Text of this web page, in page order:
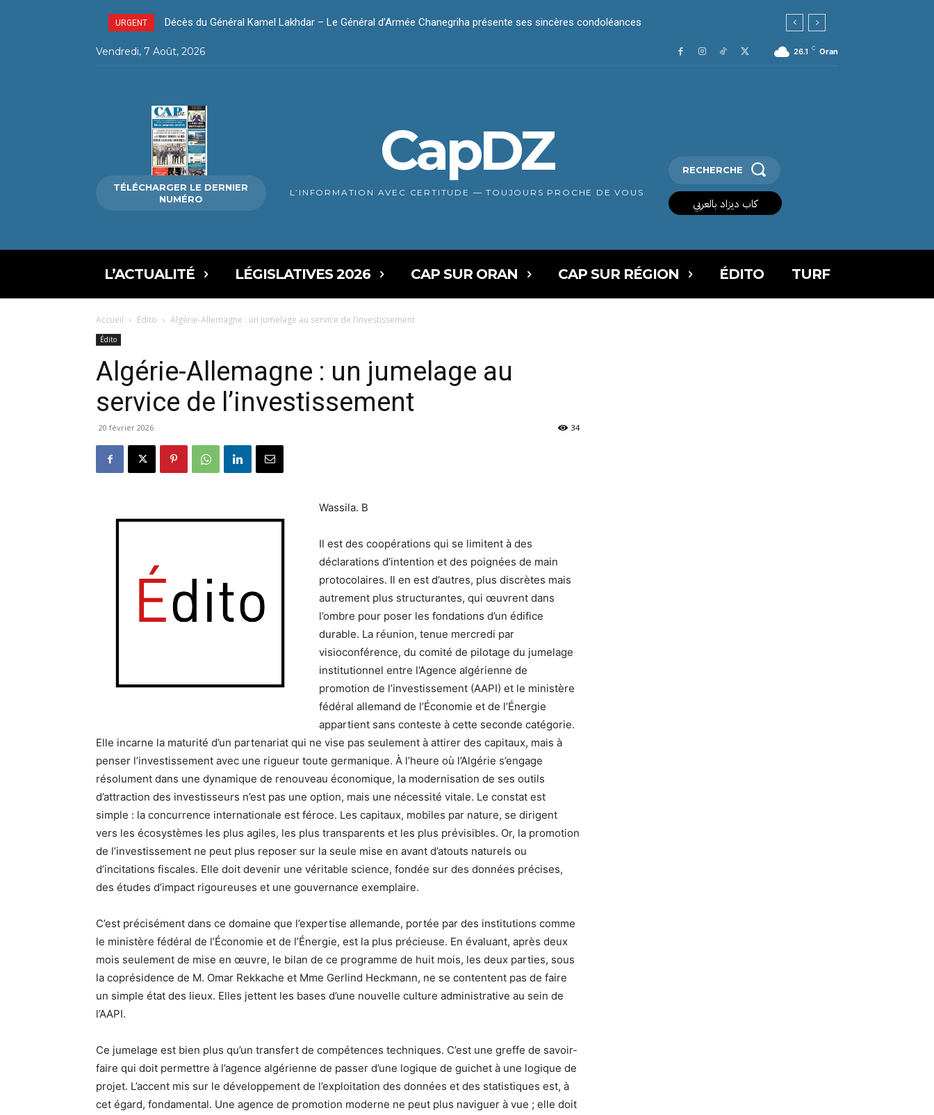
URGENT Décès du Général Kamel Lakhdar – Le Général d’Armée Chanegriha présente ses sincères condoléances
Décès du Général Kamel Lakhdar – Le président Tebboune présente ses condoléances
Vendredi, 7 Août, 2026 26.1 C Oran
TÉLÉCHARGER LE DERNIER
NUMÉRO
CapDZ
L’INFORMATION AVEC CERTITUDE — TOUJOURS PROCHE DE VOUS
RECHERCHE
كاب ديزاد بالعربي
L’ACTUALITÉ LÉGISLATIVES 2026 CAP SUR ORAN CAP SUR RÉGION ÉDITO TURF
Accueil Édito Algérie-Allemagne : un jumelage au service de l’investissement
Édito
Algérie-Allemagne : un jumelage au
service de l’investissement
20 février 2026 34
Wassila. B
Il est des coopérations qui se limitent à des
déclarations d’intention et des poignées de main
protocolaires. Il en est d’autres, plus discrètes mais
autrement plus structurantes, qui œuvrent dans
l’ombre pour poser les fondations d’un édifice
durable. La réunion, tenue mercredi par
visioconférence, du comité de pilotage du jumelage
institutionnel entre l’Agence algérienne de
promotion de l’investissement (AAPI) et le ministère
fédéral allemand de l’Économie et de l’Énergie
appartient sans conteste à cette seconde catégorie.
Elle incarne la maturité d’un partenariat qui ne vise pas seulement à attirer des capitaux, mais à
penser l’investissement avec une rigueur toute germanique. À l’heure où l’Algérie s’engage
résolument dans une dynamique de renouveau économique, la modernisation de ses outils
d’attraction des investisseurs n’est pas une option, mais une nécessité vitale. Le constat est
simple : la concurrence internationale est féroce. Les capitaux, mobiles par nature, se dirigent
vers les écosystèmes les plus agiles, les plus transparents et les plus prévisibles. Or, la promotion
de l’investissement ne peut plus reposer sur la seule mise en avant d’atouts naturels ou
d’incitations fiscales. Elle doit devenir une véritable science, fondée sur des données précises,
des études d’impact rigoureuses et une gouvernance exemplaire.
C’est précisément dans ce domaine que l’expertise allemande, portée par des institutions comme
le ministère fédéral de l’Économie et de l’Énergie, est la plus précieuse. En évaluant, après deux
mois seulement de mise en œuvre, le bilan de ce programme de huit mois, les deux parties, sous
la coprésidence de M. Omar Rekkache et Mme Gerlind Heckmann, ne se contentent pas de faire
un simple état des lieux. Elles jettent les bases d’une nouvelle culture administrative au sein de
l’AAPI.
Ce jumelage est bien plus qu’un transfert de compétences techniques. C’est une greffe de savoir-
faire qui doit permettre à l’agence algérienne de passer d’une logique de guichet à une logique de
projet. L’accent mis sur le développement de l’exploitation des données et des statistiques est, à
cet égard, fondamental. Une agence de promotion moderne ne peut plus naviguer à vue ; elle doit